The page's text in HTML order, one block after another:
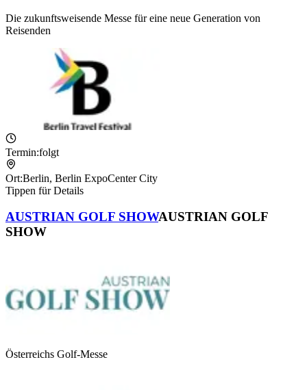
Die zukunftsweisende Messe für eine neue Generation von
Reisenden
Termin:folgt
Ort:Berlin, Berlin ExpoCenter City
Tippen für Details
AUSTRIAN GOLF SHOWAUSTRIAN GOLF
SHOW
Österreichs Golf-Messe